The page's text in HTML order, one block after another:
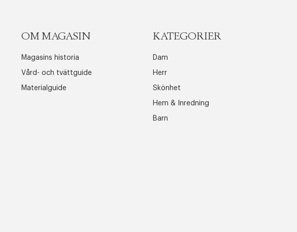
OM MAGASIN
Magasins historia
Vård- och tvättguide
Materialguide
KATEGORIER
Dam
Herr
Skönhet
Hem & Inredning
Barn